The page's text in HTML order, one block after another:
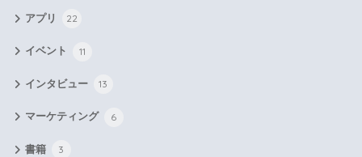
アプリ 22
イベント 11
インタビュー 13
マーケティング 6
書籍 3